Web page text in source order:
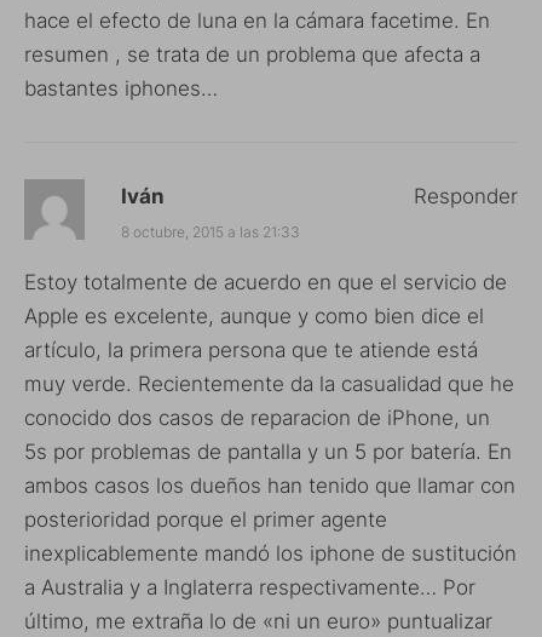
hace el efecto de luna en la cámara facetime. En
resumen , se trata de un problema que afecta a
bastantes iphones…
Iván
8 octubre, 2015 a las 21:33
Estoy totalmente de acuerdo en que el servicio de
Apple es excelente, aunque y como bien dice el
artículo, la primera persona que te atiende está
muy verde. Recientemente da la casualidad que he
conocido dos casos de reparacion de iPhone, un
5s por problemas de pantalla y un 5 por batería. En
ambos casos los dueños han tenido que llamar con
posterioridad porque el primer agente
inexplicablemente mandó los iphone de sustitución
a Australia y a Inglaterra respectivamente… Por
último, me extraña lo de «ni un euro» puntualizar
Responder